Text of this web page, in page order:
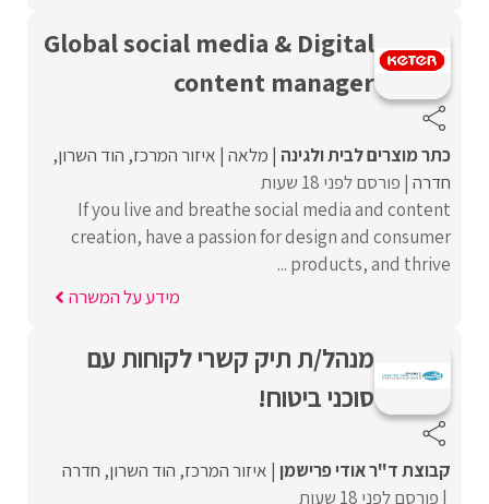
Global social media & Digital
content manager
כתר מוצרים לבית ולגינה מלאה איזור המרכז הוד השרון
חדרה פורסם לפני 18 שעות
If you live and breathe social media and content
creation, have a passion for design and consumer
products, and thrive ...
מידע על המשרה
מנהל/ת תיק קשרי לקוחות עם
סוכני ביטוח!
קבוצת ד"ר אודי פרישמן איזור המרכז הוד השרון חדרה
פורסם לפני 18 שעות